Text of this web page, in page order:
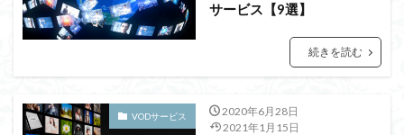
サービス【9選】
続きを読む
VODサービス
2020年6月28日
2021年1月15日